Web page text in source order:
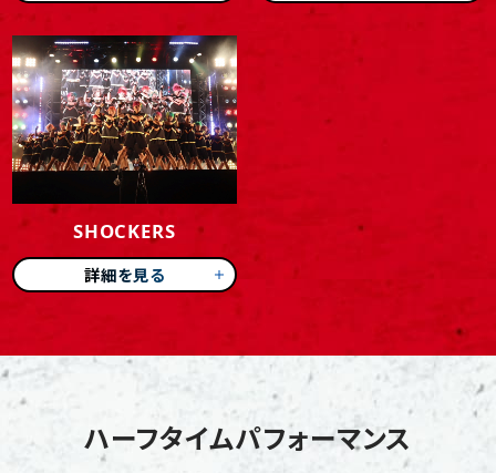
SHOCKERS
詳細を見る
ハーフタイムパフォーマンス